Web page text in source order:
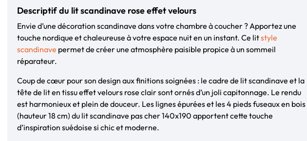
Descriptif du lit scandinave rose effet velours
Envie d’une décoration scandinave dans votre chambre à coucher ? Apportez une
touche nordique et chaleureuse à votre espace nuit en un instant. Ce litstyle
scandinave permet de créer une atmosphère paisible propice à un sommeil
réparateur.
Coup de cœur pour son design aux finitions soignées : le cadre de lit scandinave et la
tête de lit en tissu effet velours rose clair sont ornés d’un joli capitonnage. Le rendu
est harmonieux et plein de douceur. Les lignes épurées et les 4 pieds fuseaux en bois
(hauteur 18 cm) du lit scandinave pas cher 140x190 apportent cette touche
d’inspiration suédoise si chic et moderne.